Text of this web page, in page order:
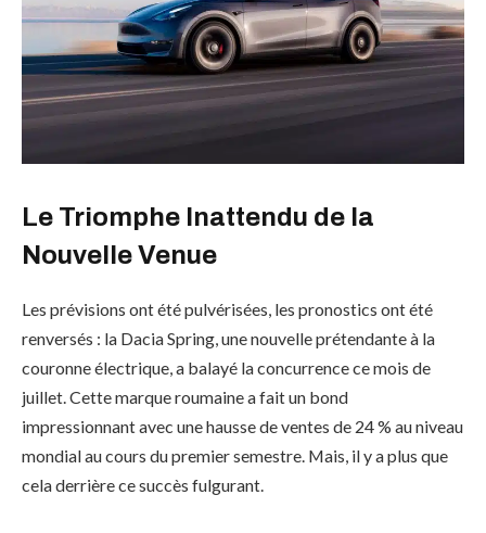
Le Triomphe Inattendu de la
Nouvelle Venue
Les prévisions ont été pulvérisées, les pronostics ont été
renversés : la Dacia Spring, une nouvelle prétendante à la
couronne électrique, a balayé la concurrence ce mois de
juillet. Cette marque roumaine a fait un bond
impressionnant avec une hausse de ventes de 24 % au niveau
mondial au cours du premier semestre. Mais, il y a plus que
cela derrière ce succès fulgurant.